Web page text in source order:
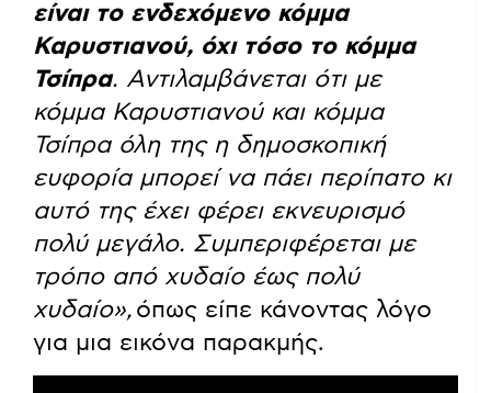
είναι το ενδεχόμενο κόμμα
Καρυστιανού, όχι τόσο το κόμμα
Τσίπρα. Αντιλαμβάνεται ότι με
κόμμα Καρυστιανού και κόμμα
Τσίπρα όλη της η δημοσκοπική
ευφορία μπορεί να πάει περίπατο κι
αυτό της έχει φέρει εκνευρισμό
πολύ μεγάλο. Συμπεριφέρεται με
τρόπο από χυδαίο έως πολύ
χυδαίο», όπως είπε κάνοντας λόγο
για μια εικόνα παρακμής.